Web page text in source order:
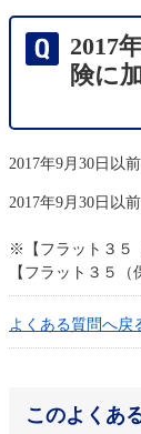
2017
険に
2017年9月30日以
2017年9月30日以
※【フラット３５
【フラット３５（
よくある質問へ戻
このよくあ